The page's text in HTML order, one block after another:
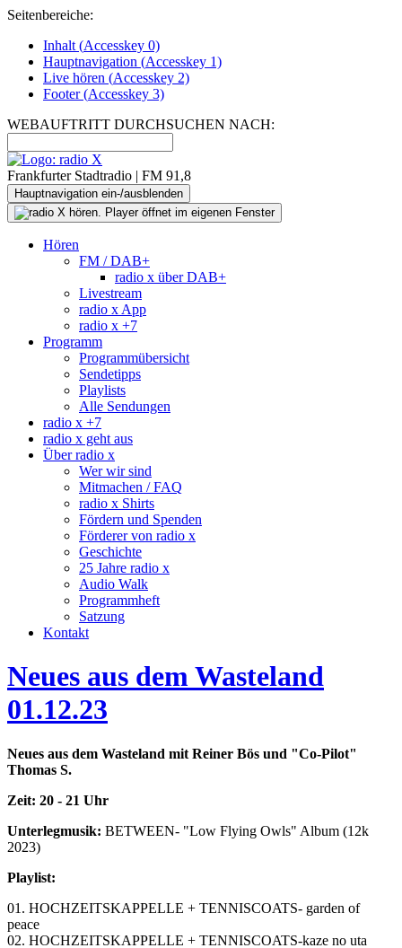
Seitenbereiche:
Inhalt (Accesskey 0)
Hauptnavigation (Accesskey 1)
Live hören (Accesskey 2)
Footer(Accesskey 3)
WEBAUFTRITT DURCHSUCHEN NACH:
Frankfurter Stadtradio | FM 91,8
Hauptnavigation ein-/ausblenden
Hören
FM / DAB+
radio x über DAB+
Livestream
radio x App
radio x +7
Programm
Programmübersicht
Sendetipps
Playlists
Alle Sendungen
radio x +7
radio x geht aus
Über radio x
Wer wir sind
Mitmachen / FAQ
radio x Shirts
Fördern und Spenden
Förderer von radio x
Geschichte
25 Jahre radio x
Audio Walk
Programmheft
Satzung
Kontakt
Neues aus dem Wasteland
01.12.23
Neues aus dem Wasteland mit Reiner Bös und "Co-Pilot"
Thomas S.
Zeit: 20 - 21 Uhr
Unterlegmusik: BETWEEN- "Low Flying Owls" Album (12k
2023)
Playlist:
01. HOCHZEITSKAPPELLE + TENNISCOATS- garden of
peace
02. HOCHZEITSKAPPELLE + TENNISCOATS-kaze no uta